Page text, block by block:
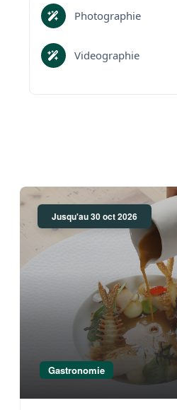
Photographie
Videographie
Jusqu'au 30 oct 2026
Gastronomie